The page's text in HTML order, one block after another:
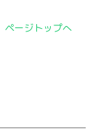
ページトップへ